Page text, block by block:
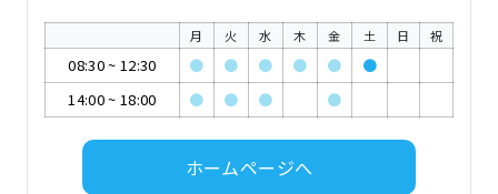
月 火 水 木 金 土 日 祝
08:30~ 12:30 ● ● ● ● ●
●
14:00~ 18:00 ● ● ● ●
ホームページへ